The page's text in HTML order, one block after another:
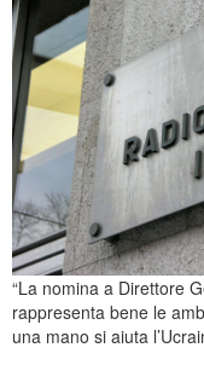
“La nomina a Direttore
rappresenta bene le
una mano si aiuta